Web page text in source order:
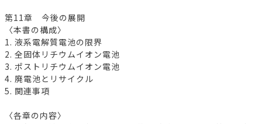
第11章 今後の展開
〈本書の構成〉
1. 液系電解質電池の限界
2. 全固体リチウムイオン電池
3. ポストリチウムイオン電池
4. 廃電池とリサイクル
5. 関連事項
〈各章の内容〉